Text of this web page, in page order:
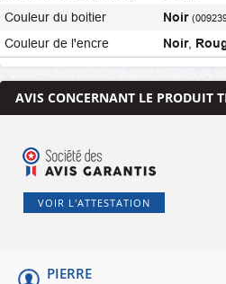
Couleur du boitier
Noir
Couleur de l'encre Noir,
AVIS CONCERNANT LE PRODUIT
VOIR L'ATTESTATION
PIERRE